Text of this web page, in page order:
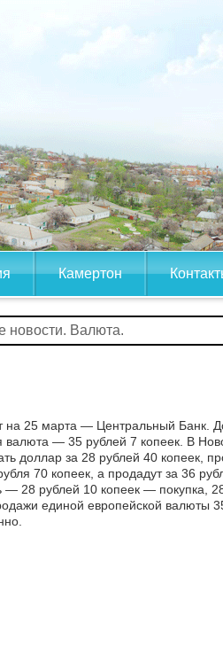
Камертон
новости. Валюта.
на 25 марта — Центральный Банк.
валюта — 35 рублей 7 копеек. В
доллар за 28 рублей 40 копеек,
70 копеек, а продадут за 36
— 28 рублей 10 копеек — покупка,
единой европейской валюты